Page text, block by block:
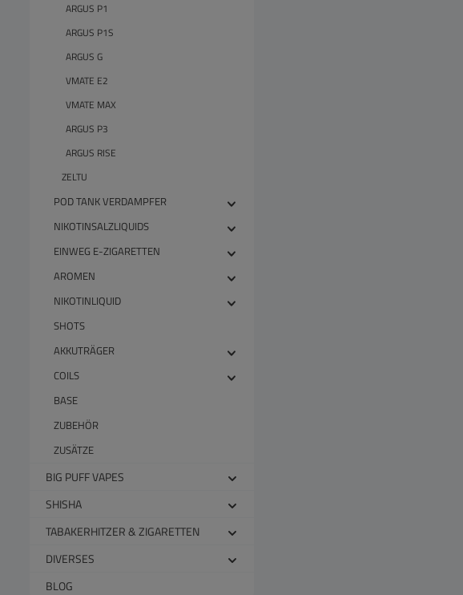
ARGUS P1
ARGUS P1S
ARGUS G
VMATE E2
VMATE MAX
ARGUS P3
ARGUS RISE
ZELTU
POD TANK VERDAMPFER
NIKOTINSALZLIQUIDS
EINWEG E-ZIGARETTEN
AROMEN
NIKOTINLIQUID
SHOTS
AKKUTRÄGER
COILS
BASE
ZUBEHÖR
ZUSÄTZE
BIG PUFF VAPES
SHISHA
TABAKERHITZER & ZIGARETTEN
DIVERSES
BLOG